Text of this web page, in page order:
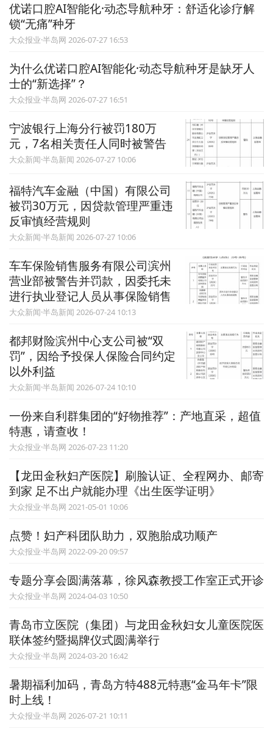
优诺口腔AI智能化·动态导航种牙：舒适化诊疗解
锁“无痛”种牙
大众报业·半岛网 2026-07-27 16:53
为什么优诺口腔AI智能化·动态导航种牙是缺牙人
士的“新选择”？
大众报业·半岛网 2026-07-27 16:51
宁波银行上海分行被罚180万
元，7名相关责任人同时被警告
大众新闻·半岛新闻 2026-07-27 10:06
福特汽车金融（中国）有限公司
被罚30万元，因贷款管理严重违
反审慎经营规则
大众新闻·半岛新闻 2026-07-27 10:06
车车保险销售服务有限公司滨州
营业部被警告并罚款，因委托未
进行执业登记人员从事保险销售
大众新闻·半岛新闻 2026-07-24 10:13
都邦财险滨州中心支公司被“双
罚”，因给予投保人保险合同约定
以外利益
大众新闻·半岛新闻 2026-07-24 10:10
一份来自利群集团的“好物推荐”：产地直采，超值
特惠，请查收！
大众报业·半岛网 2026-07-23 11:20
【龙田金秋妇产医院】刷脸认证、全程网办、邮寄
到家 足不出户就能办理《出生医学证明》
大众报业·半岛网 2021-05-01 10:06
点赞！妇产科团队助力，双胞胎成功顺产
大众报业·半岛网 2022-09-20 09:57
专题分享会圆满落幕，徐风森教授工作室正式开诊
大众报业·半岛网 2024-04-03 10:50
青岛市立医院（集团）与龙田金秋妇女儿童医院医
联体签约暨揭牌仪式圆满举行
大众报业·半岛网 2024-03-20 16:42
暑期福利加码，青岛方特488元特惠“金马年卡”限
时上线！
大众报业·半岛网 2026-07-21 10:11